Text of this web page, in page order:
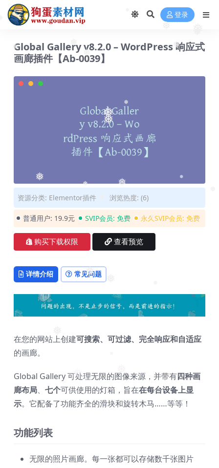
❅
❅
❅
❅
❅
❅
❅
❅
❅
❅
❅
❅
❅
❅
❅
❅
❅
❅
❅
❅
登录
Global Gallery v8.2.0 – WordPress 响应式
画廊插件【Ab-0039】
资源分类: Elementor插件 浏览热度: (6)
普通用户: 19.9元 SVIP会员: 免费 永久SVIP会员: 免费
购买下载权限 查看预览
详情介绍 常见问题
在您的网站上创建可搜索、可过滤、完全响应和自适应
的画廊。
Global Gallery 可处理无限的图像来源，并带有四种画
廊布局、 七个可供使用的灯箱，旨在在每台设备上显
示。它配备了功能齐全的滑块和旋转木马……等等！
功能列表
无限的照片画廊。每一张都可以存储数千张图片